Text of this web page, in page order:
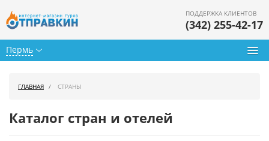
Пермь
ПОДДЕРЖКА КЛИЕНТОВ
(342) 255-42-17
ГЛАВНАЯ СТРАНЫ
Каталог стран и отелей